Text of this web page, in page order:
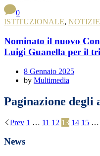
0
ISTITUZIONALE, NOTIZIE
Nominato il nuovo
Luigi Guanella per il
8 Gennaio 2025
by Multimedia
Paginazione degli
Prev 1 … 11 12 13 14 15 …
News